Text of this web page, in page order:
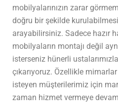
mobilyalarınızın zarar
doğru bir şekilde
arayabilirsiniz. Sadece hazır
mobilyaların montajı değil
isterseniz hünerli
çıkarıyoruz. Özellikle
isteyen müşterilerimiz için
zaman hizmet vermeye